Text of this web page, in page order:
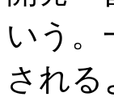
いう。
され